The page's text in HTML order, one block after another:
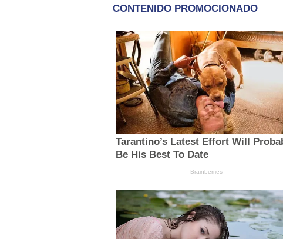
CONTENIDO PROMOCIONADO
Tarantino’s Latest Effort Will
Be His Best To Date
Brainberries